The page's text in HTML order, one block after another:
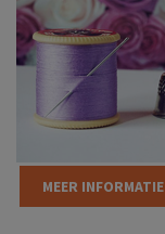
MEER INFORMATIE